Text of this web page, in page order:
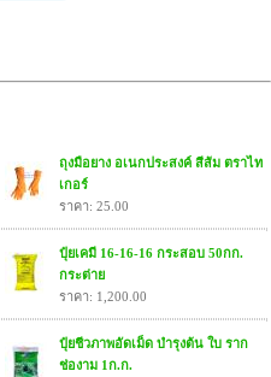
ถุงมือยาง อเนกประสงค์ สีส้ม ตราไท
เกอร์
ราคา: 25.00
ปุ๋ยเคมี 16-16-16 กระสอบ 50กก.
กระต่าย
ราคา: 1,200.00
ปุ๋ยชีวภาพอัดเม็ด บำรุงต้น ใบ ราก
ช่องาม 1ก.ก.